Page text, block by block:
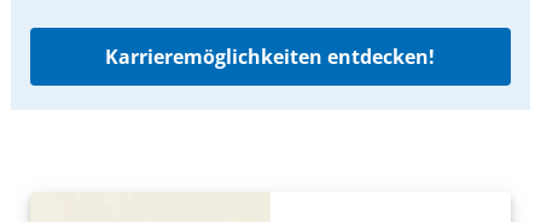
Karrieremöglichkeiten entdecken!